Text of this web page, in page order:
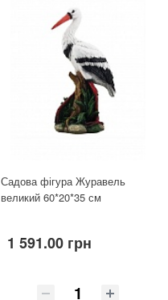
Садова фігура Журавель
великий 60*20*35 см
1 591.00 грн